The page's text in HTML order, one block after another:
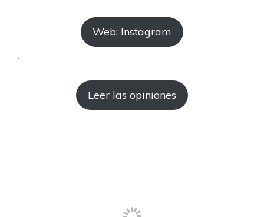
Web: Instagram
.
Leer las opiniones